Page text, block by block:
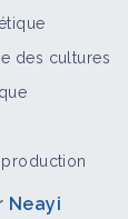
des cultures
Neayi